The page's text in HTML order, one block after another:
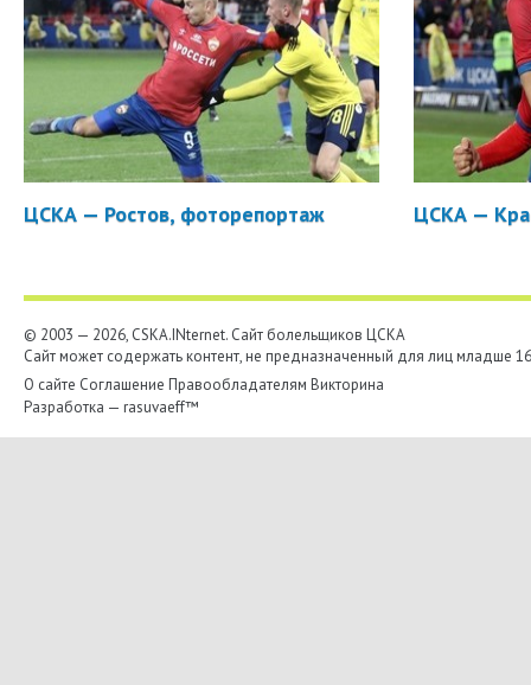
ЦСКА — Ростов, фоторепортаж ЦСКА —
© 2003 — 2026, CSKA.INternet. Cайт болельщиков ЦСКА
Сайт может содержать контент, не предназначенный для лиц младше
О сайте Соглашение Правообладателям Викторина
Разработка — rasuvaeff™